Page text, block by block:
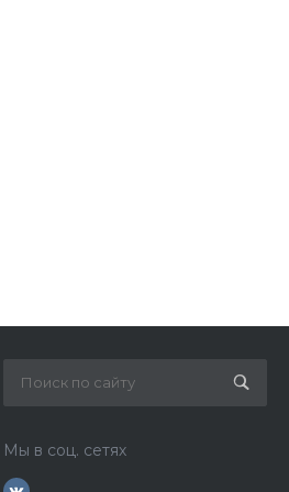
Мы в соц. сетях